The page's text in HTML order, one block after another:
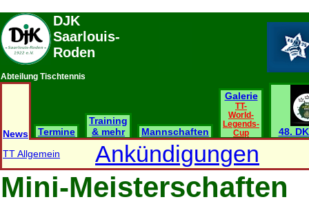
DJK
Saarlouis-
Roden
Abteilung Tischtennis
News Termine
Training
& mehr
Mannschaften
Galerie
TT-
World-
Legends-
Cup
48.
TT Allgemein
Ankündigungen
Mini-Meisterschaften